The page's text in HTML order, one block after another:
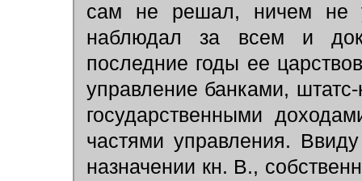
сам не решал, ничем не
наблюдал за всем и
последние годы ее
управление банками,
государственными
частями управления.
назначении кн. В.,